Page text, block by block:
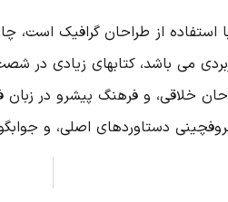
از طراحان گرافیک است،
می باشد، کتابهای
خلاقی، و فرهنگ پیشرو در
دستاوردهای اصلی، و